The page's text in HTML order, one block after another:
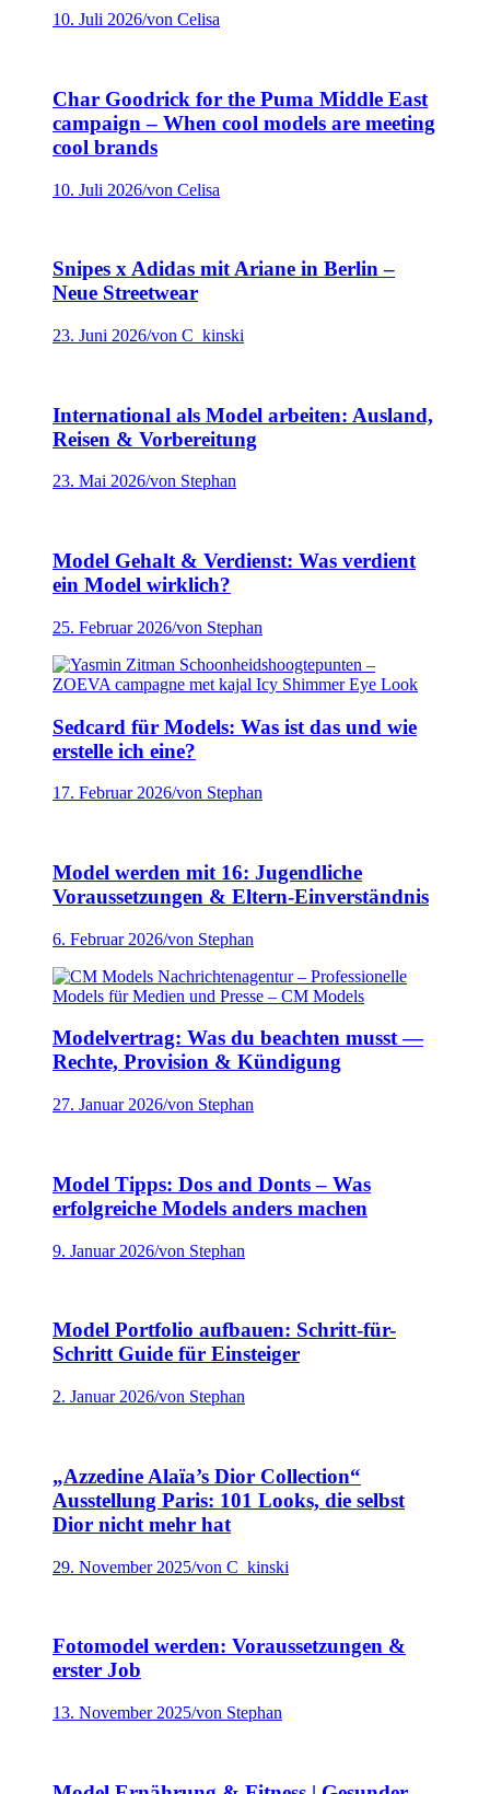
10. Juli 2026/von Celisa
Char Goodrick for the Puma Middle East
campaign – When cool models are meeting
cool brands
10. Juli 2026/von Celisa
Snipes x Adidas mit Ariane in Berlin –
Neue Streetwear
23. Juni 2026/von C_kinski
International als Model arbeiten: Ausland,
Reisen & Vorbereitung
23. Mai 2026/von Stephan
Model Gehalt & Verdienst: Was verdient
ein Model wirklich?
25. Februar 2026/von Stephan
Sedcard für Models: Was ist das und wie
erstelle ich eine?
17. Februar 2026/von Stephan
Model werden mit 16: Jugendliche
Voraussetzungen & Eltern-Einverständnis
6. Februar 2026/von Stephan
Modelvertrag: Was du beachten musst —
Rechte, Provision & Kündigung
27. Januar 2026/von Stephan
Model Tipps: Dos and Donts – Was
erfolgreiche Models anders machen
9. Januar 2026/von Stephan
Model Portfolio aufbauen: Schritt-für-
Schritt Guide für Einsteiger
2. Januar 2026/von Stephan
„Azzedine Alaïa’s Dior Collection“
Ausstellung Paris: 101 Looks, die selbst
Dior nicht mehr hat
29. November 2025/von C_kinski
Fotomodel werden: Voraussetzungen &
erster Job
13. November 2025/von Stephan